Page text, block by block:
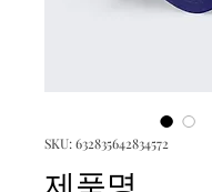
SKU: 632835642834572
제품명